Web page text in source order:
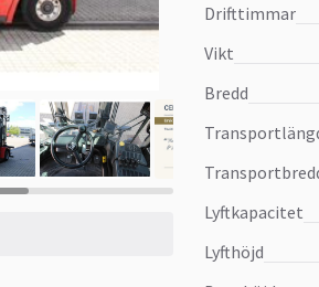
Drifttimmar
Vikt
Bredd
Lyftkapacitet
Lyfthöjd